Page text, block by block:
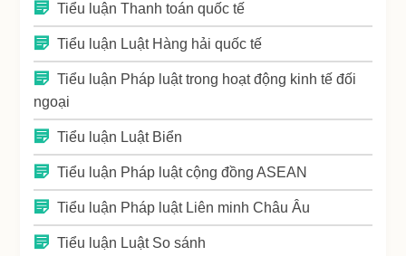
Tiểu luận Thanh toán quốc tế
Tiểu luận Luật Hàng hải quốc tế
Tiểu luận Pháp luật trong hoạt động kinh tế đối
ngoại
Tiểu luận Luật Biển
Tiểu luận Pháp luật cộng đồng ASEAN
Tiểu luận Pháp luật Liên minh Châu Âu
Tiểu luận Luật So sánh